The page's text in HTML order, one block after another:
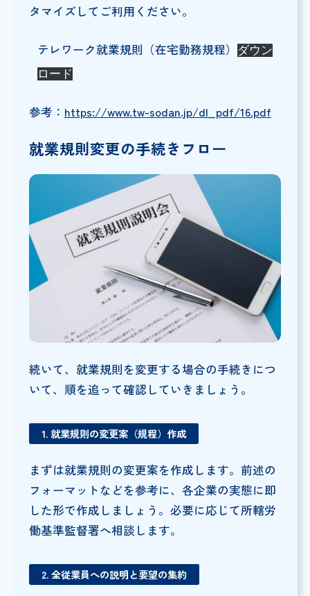
タマイズしてご利用ください。
テレワーク就業規則（在宅勤務規程）
ダウン
ロード
参考： https://www.tw-sodan.jp/dl_pdf/16.pdf
就業規則変更の手続きフロー
続いて、就業規則を変更する場合の手続きにつ
いて、順を追って確認していきましょう。
1. 就業規則の変更案（規程）作成
まずは就業規則の変更案を作成します。前述の
フォーマットなどを参考に、各企業の実態に即
した形で作成しましょう。必要に応じて所轄労
働基準監督署へ相談します。
2. 全従業員への説明と要望の集約